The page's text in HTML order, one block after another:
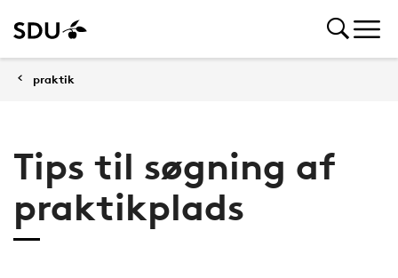
praktik
Tips til søgning af
praktikplads